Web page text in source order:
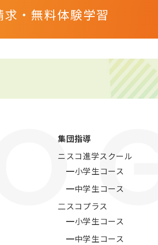
・ 無料体験学習
集団指導
ニスコ進学スクール
━小学生コース
━中学生コース
二スコプラス
━小学生コース
━中学生コース